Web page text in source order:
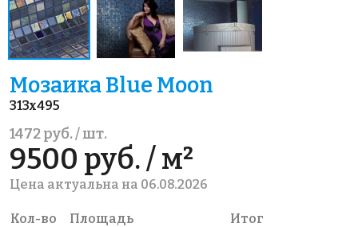
Мозаика Blue Moon
313x495
1472 руб. / шт.
9500 руб. / м²
Цена актуальна на 06.08.2026
Кол-во Площадь Итог